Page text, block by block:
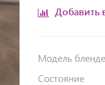
Добавить
Модель
Состояние